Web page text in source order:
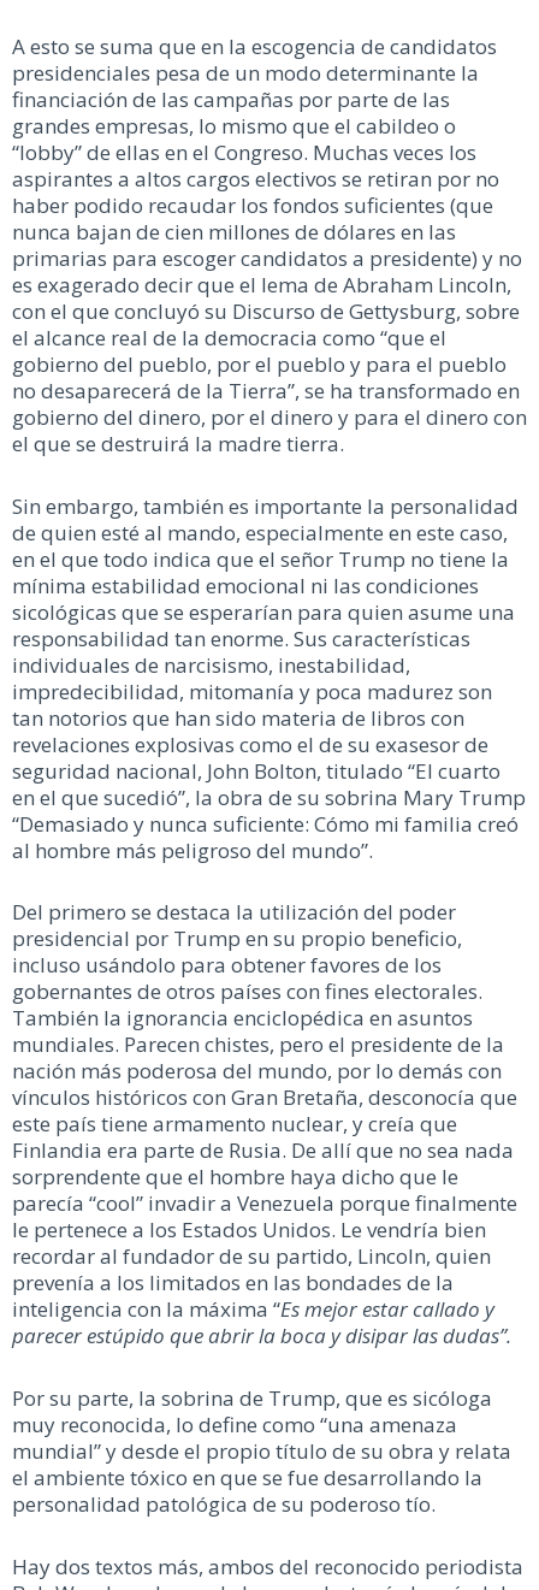
A esto se suma que en la escogencia de candidatos
presidenciales pesa de un modo determinante la
financiación de las campañas por parte de las
grandes empresas, lo mismo que el cabildeo o
“lobby” de ellas en el Congreso. Muchas veces los
aspirantes a altos cargos electivos se retiran por no
haber podido recaudar los fondos suficientes (que
nunca bajan de cien millones de dólares en las
primarias para escoger candidatos a presidente) y no
es exagerado decir que el lema de Abraham Lincoln,
con el que concluyó su Discurso de Gettysburg, sobre
el alcance real de la democracia como “que el
gobierno del pueblo, por el pueblo y para el pueblo
no desaparecerá de la Tierra”, se ha transformado en
gobierno del dinero, por el dinero y para el dinero con
el que se destruirá la madre tierra.
Sin embargo, también es importante la personalidad
de quien esté al mando, especialmente en este caso,
en el que todo indica que el señor Trump no tiene la
mínima estabilidad emocional ni las condiciones
sicológicas que se esperarían para quien asume una
responsabilidad tan enorme. Sus características
individuales de narcisismo, inestabilidad,
impredecibilidad, mitomanía y poca madurez son
tan notorios que han sido materia de libros con
revelaciones explosivas como el de su exasesor de
seguridad nacional, John Bolton, titulado “El cuarto
en el que sucedió”, la obra de su sobrina Mary Trump
“Demasiado y nunca suficiente: Cómo mi familia creó
al hombre más peligroso del mundo”.
Del primero se destaca la utilización del poder
presidencial por Trump en su propio beneficio,
incluso usándolo para obtener favores de los
gobernantes de otros países con fines electorales.
También la ignorancia enciclopédica en asuntos
mundiales. Parecen chistes, pero el presidente de la
nación más poderosa del mundo, por lo demás con
vínculos históricos con Gran Bretaña, desconocía que
este país tiene armamento nuclear, y creía que
Finlandia era parte de Rusia. De allí que no sea nada
sorprendente que el hombre haya dicho que le
parecía “cool” invadir a Venezuela porque finalmente
le pertenece a los Estados Unidos. Le vendría bien
recordar al fundador de su partido, Lincoln, quien
prevenía a los limitados en las bondades de la
inteligencia con la máxima “Es mejor estar callado y
parecer estúpido que abrir la boca y disipar las dudas”.
Por su parte, la sobrina de Trump, que es sicóloga
muy reconocida, lo define como “una amenaza
mundial” y desde el propio título de su obra y relata
el ambiente tóxico en que se fue desarrollando la
personalidad patológica de su poderoso tío.
Hay dos textos más, ambos del reconocido periodista